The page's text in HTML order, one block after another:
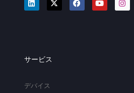
サービス
デバイス